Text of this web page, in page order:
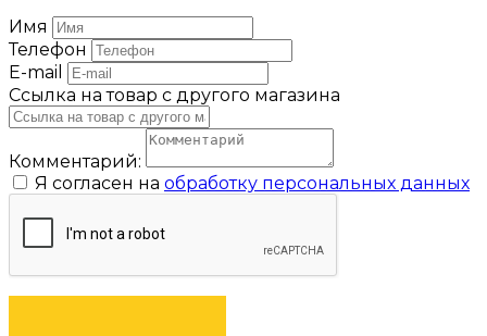
Имя
Телефон
E-mail
Ссылка на товар с другого магазина
Комментарий:
Я согласен на обработку персональных данных